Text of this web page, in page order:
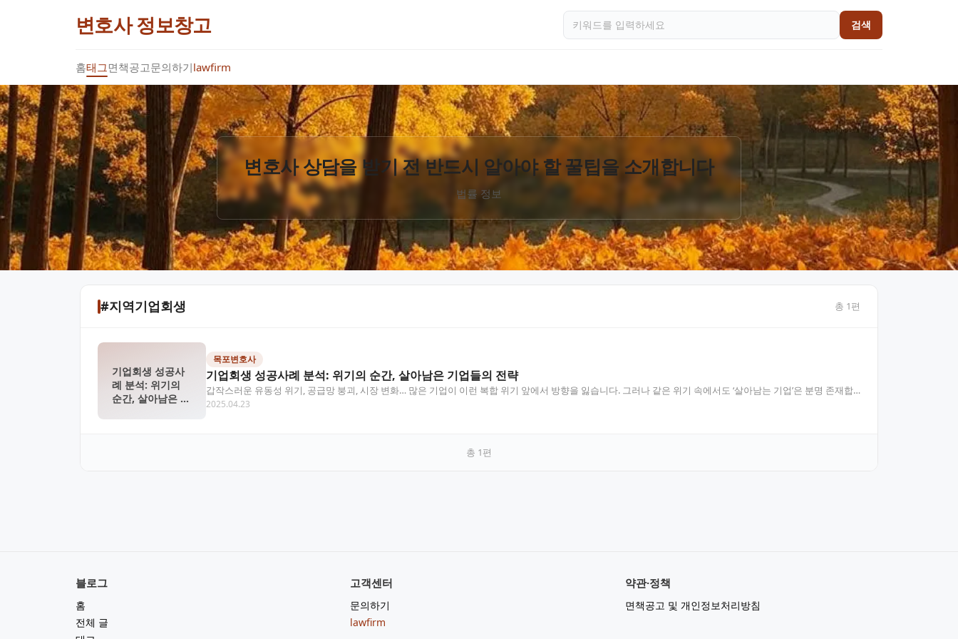
변호사 정보창고 검색
홈태그면책공고문의하기lawfirm
변호사 상담을 받기 전 반드시 알아야 할 꿀팁을 소개합니다
법률 정보
#지역기업회생 총 1편
기업회생 성공사
례 분석: 위기의
순간, 살아남은 기
목포변호사
기업회생 성공사례 분석: 위기의 순간, 살아남은 기업들의 전략
갑작스러운 유동성 위기, 공급망 붕괴, 시장 변화… 많은 기업이 이런 복합 위기 앞에서 방향을 잃습니다. 그러나 같은 위기 속에서도 ‘살아남는 기업’은 분명 존재합
니다. 이 글에서…
2025.04.23
총 1편
블로그
홈
전체 글
고객센터
문의하기
lawfirm
약관·정책
면책공고 및 개인정보처리방침